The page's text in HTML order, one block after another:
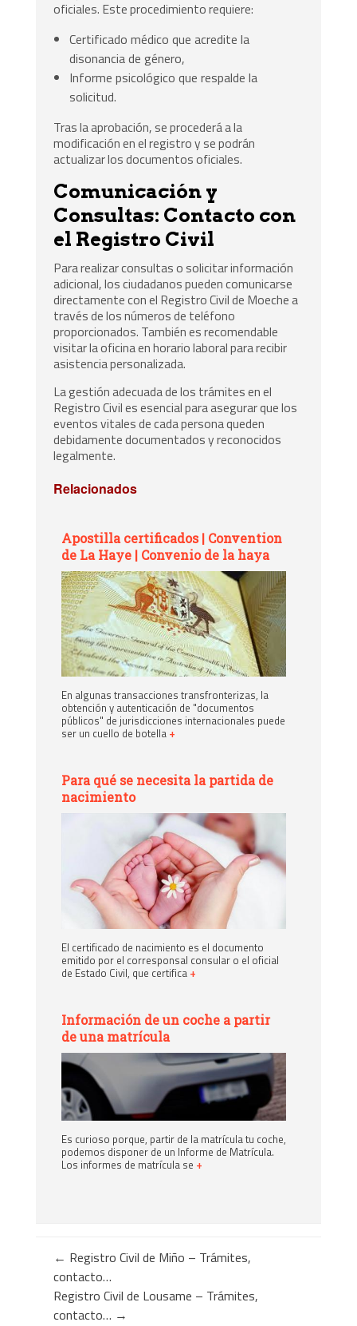
oficiales. Este procedimiento requiere:
Certificado médico que acredite la
disonancia de género,
Informe psicológico que respalde la
solicitud.
Tras la aprobación, se procederá a la
modificación en el registro y se podrán
actualizar los documentos oficiales.
Comunicación y
Consultas: Contacto con
el Registro Civil
Para realizar consultas o solicitar información
adicional, los ciudadanos pueden comunicarse
directamente con el Registro Civil de Moeche a
través de los números de teléfono
proporcionados. También es recomendable
visitar la oficina en horario laboral para recibir
asistencia personalizada.
La gestión adecuada de los trámites en el
Registro Civil es esencial para asegurar que los
eventos vitales de cada persona queden
debidamente documentados y reconocidos
legalmente.
Relacionados
Apostilla certificados | Convention
de La Haye | Convenio de la haya
En algunas transacciones transfronterizas, la
obtención y autenticación de "documentos
públicos" de jurisdicciones internacionales puede
ser un cuello de botella +
Para qué se necesita la partida de
nacimiento
El certificado de nacimiento es el documento
emitido por el corresponsal consular o el oficial
de Estado Civil, que certifica +
Información de un coche a partir
de una matrícula
Es curioso porque, partir de la matrícula tu coche,
podemos disponer de un Informe de Matrícula.
Los informes de matrícula se +
← Registro Civil de Miño – Trámites,
contacto…
Registro Civil de Lousame – Trámites,
contacto… →